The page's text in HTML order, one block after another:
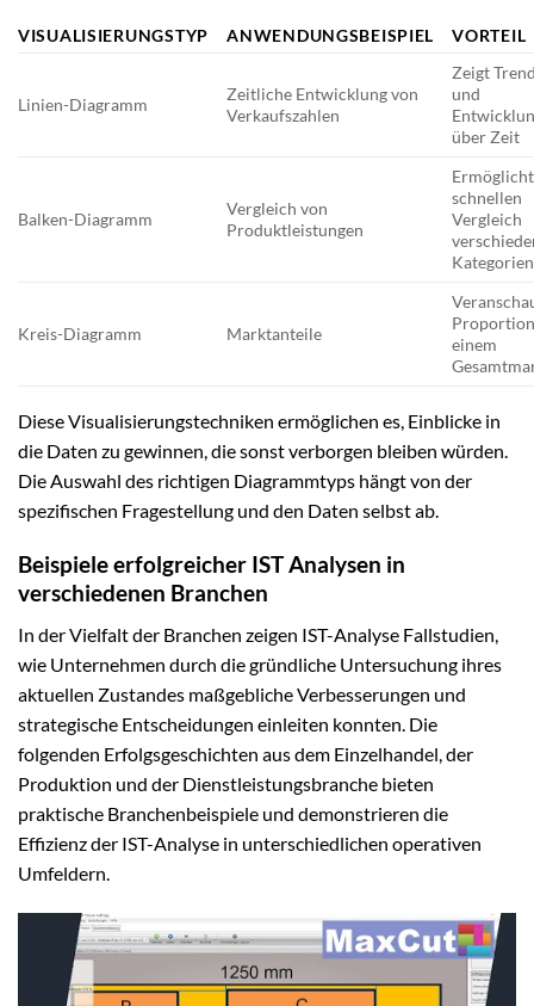
VISUALISIERUNGSTYP ANWENDUNGSBEISPIEL VORTEIL
Linien-Diagramm
Zeitliche Entwicklung von
Verkaufszahlen
Zeigt
und
über Zeit
Balken-Diagramm
Vergleich von
Produktleistungen
Ermöglicht
schnellen
Vergleich
Kategorien
Kreis-Diagramm Marktanteile
einem
Diese Visualisierungstechniken ermöglichen es, Einblicke in
die Daten zu gewinnen, die sonst verborgen bleiben würden.
Die Auswahl des richtigen Diagrammtyps hängt von der
spezifischen Fragestellung und den Daten selbst ab.
Beispiele erfolgreicher IST Analysen in
verschiedenen Branchen
In der Vielfalt der Branchen zeigen IST-Analyse Fallstudien,
wie Unternehmen durch die gründliche Untersuchung ihres
aktuellen Zustandes maßgebliche Verbesserungen und
strategische Entscheidungen einleiten konnten. Die
folgenden Erfolgsgeschichten aus dem Einzelhandel, der
Produktion und der Dienstleistungsbranche bieten
praktische Branchenbeispiele und demonstrieren die
Effizienz der IST-Analyse in unterschiedlichen operativen
Umfeldern.